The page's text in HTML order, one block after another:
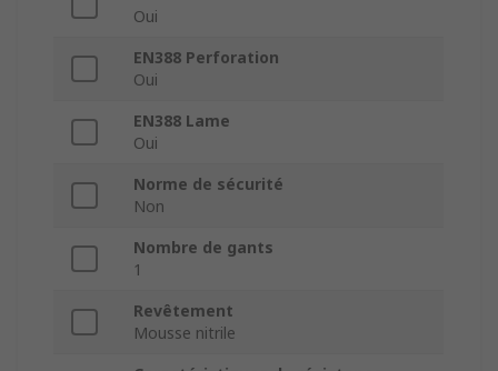
Oui
EN388 Perforation
Oui
EN388 Lame
Oui
Norme de sécurité
Non
Nombre de gants
1
Revêtement
Mousse nitrile